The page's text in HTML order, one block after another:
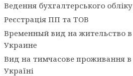
Ведення бухгалтерського обліку
Реєстрація ПП та ТОВ
Временный вид на жительство в
Украине
Вид на тимчасове проживання в
Україні